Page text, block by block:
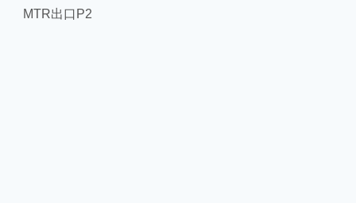
MTR出口P2